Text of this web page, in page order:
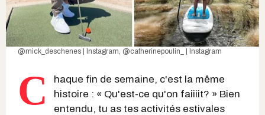
@mick_deschenes | Instagram @catherinepoulin_ | Instagram
C
haque fin de semaine, c'est la même
histoire : « Qu'est-ce qu'on faiiiit? » Bien
entendu, tu as tes activités estivales